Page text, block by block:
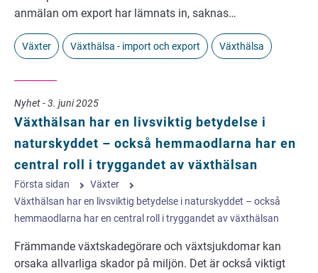
anmälan om export har lämnats in, saknas…
Växter Växthälsa - import och export Växthälsa
Nyhet - 3. juni 2025
Växthälsan har en livsviktig betydelse i
naturskyddet – också hemmaodlarna har en
central roll i tryggandet av växthälsan
Första sidan
Växter
Växthälsan har en livsviktig betydelse i naturskyddet – också
hemmaodlarna har en central roll i tryggandet av växthälsan
Främmande växtskadegörare och växtsjukdomar kan
orsaka allvarliga skador på miljön. Det är också viktigt